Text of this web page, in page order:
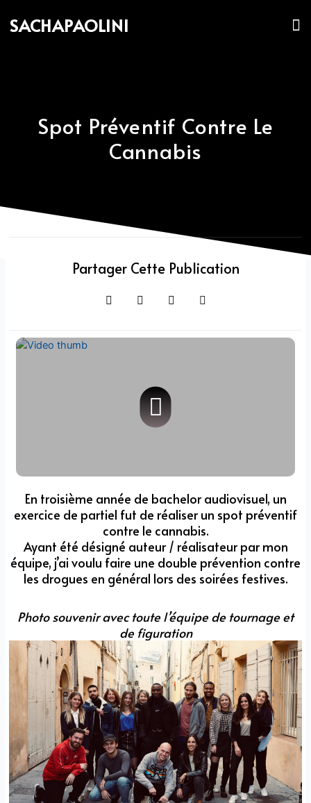
SACHAPAOLINI
Spot Préventif Contre Le
Cannabis
Partager Cette Publication
En troisième année de bachelor audiovisuel, un
exercice de partiel fut de réaliser un spot préventif
contre le cannabis.
Ayant été désigné auteur / réalisateur par mon
équipe, j’ai voulu faire une double prévention contre
les drogues en général lors des soirées festives.
Photo souvenir avec toute l’équipe de tournage et
de figuration